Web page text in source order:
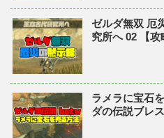
ゼルダ無双 厄
究所へ 02 【
ラメラに宝石
ダの伝説ブレ